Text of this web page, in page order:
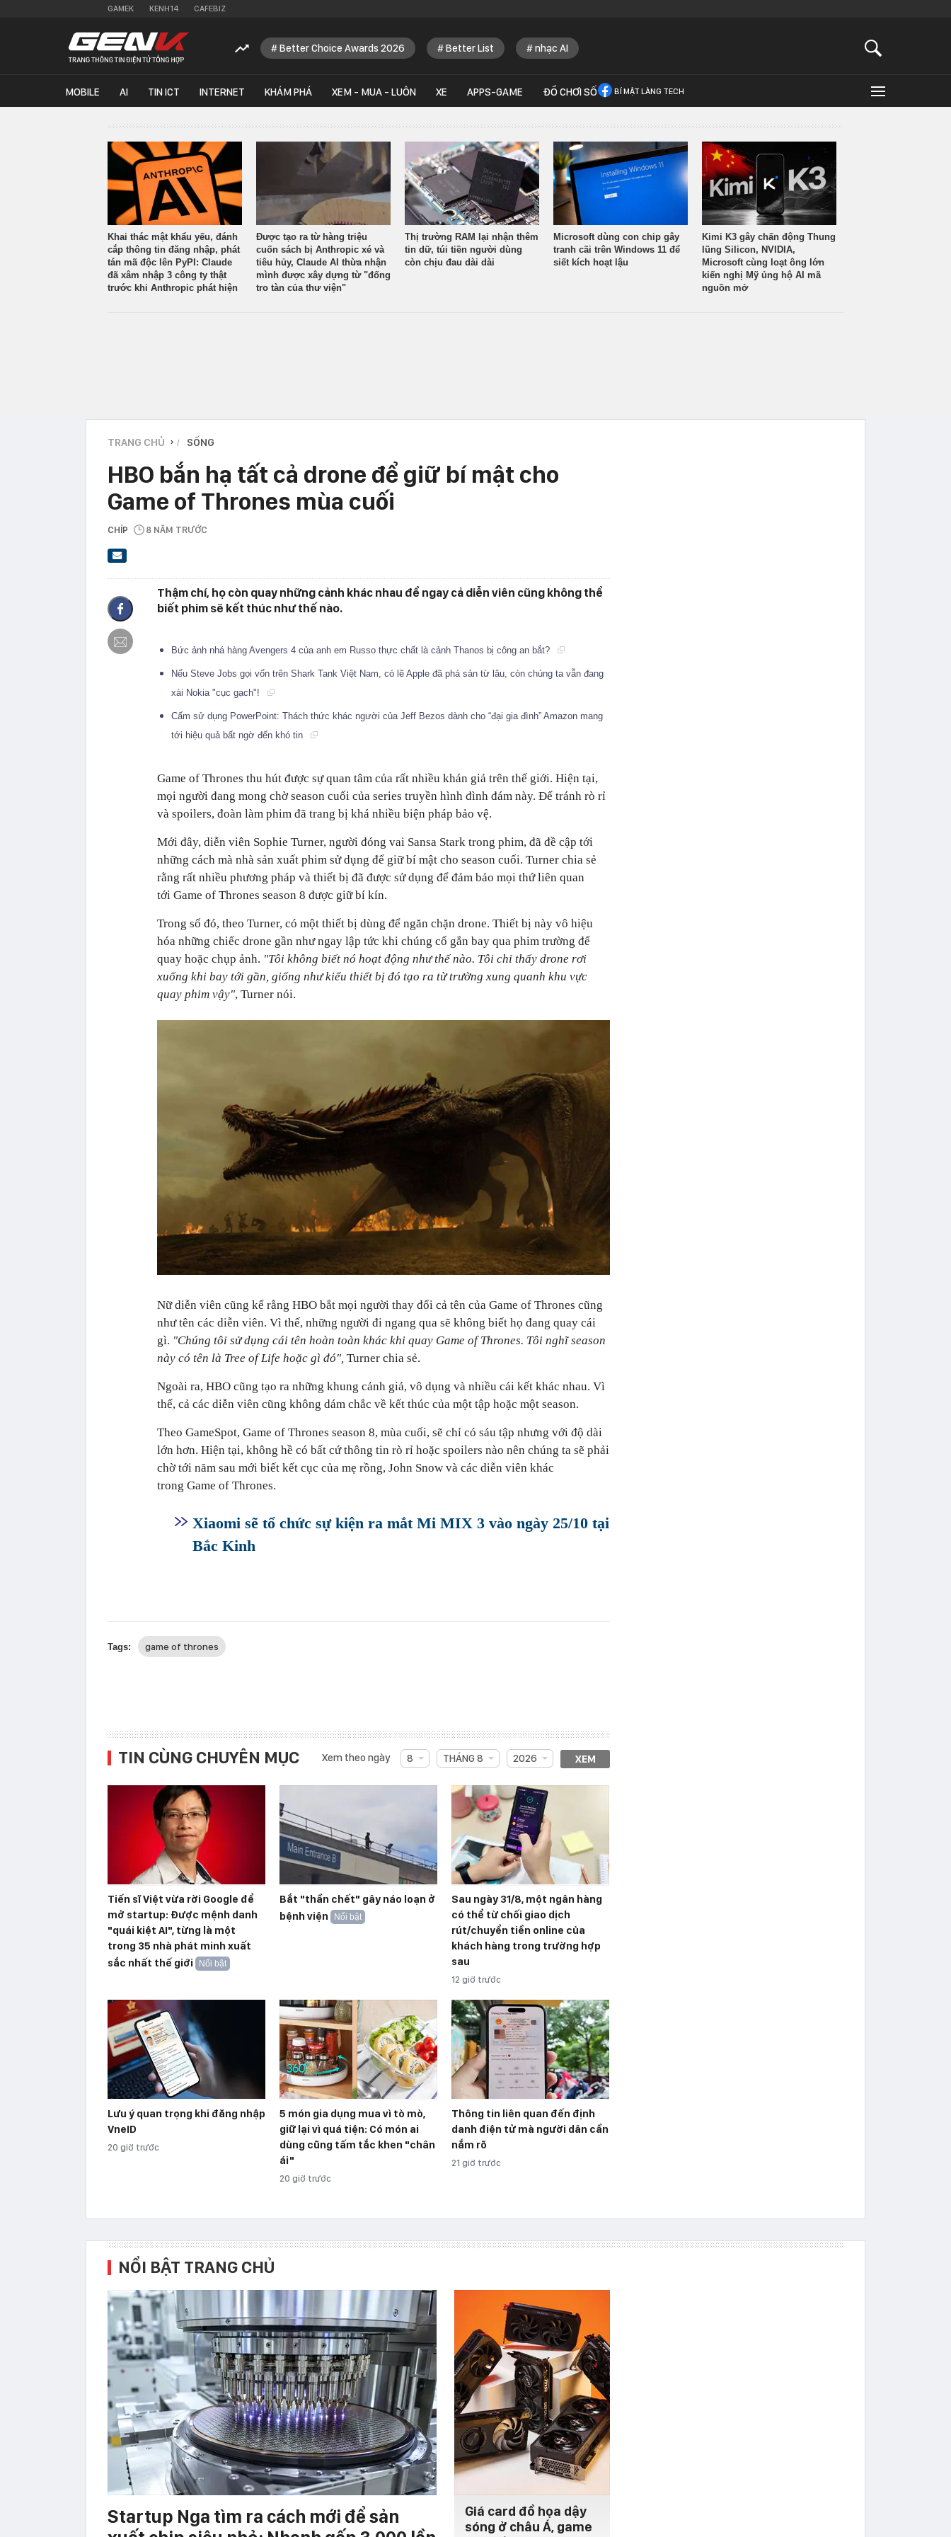
GAMEK KENH14 CAFEBIZ
Better Choice Awards 2026 Better List nhạc AI
MOBILE AI TIN ICT INTERNET KHÁM PHÁ XEM - MUA - LUÔN XE APPS-GAME ĐỒ CHƠI SỐ BÍ MẬT LÀNG TECH
Khai thác mật khẩu yếu, đánh
cắp thông tin đăng nhập, phát
tán mã độc lên PyPI: Claude
đã xâm nhập 3 công ty thật
trước khi Anthropic phát hiện
Được tạo ra từ hàng triệu
cuốn sách bị Anthropic xé và
tiêu hủy, Claude AI thừa nhận
mình được xây dựng từ "đống
tro tàn của thư viện"
Thị trường RAM lại nhận thêm
tin dữ, túi tiền người dùng
còn chịu đau dài dài
Microsoft dùng con chip gây
tranh cãi trên Windows 11 để
siết kích hoạt lậu
Kimi K3 gây chấn động Thung
lũng Silicon, NVIDIA,
Microsoft cùng loạt ông lớn
kiến nghị Mỹ ủng hộ AI mã
nguồn mở
TRANG CHỦ › SỐNG
HBO bắn hạ tất cả drone để giữ bí mật cho
Game of Thrones mùa cuối
CHÍP 8 NĂM TRƯỚC
Thậm chí, họ còn quay những cảnh khác nhau để ngay cả diễn viên cũng không thể
biết phim sẽ kết thúc như thế nào.
Bức ảnh nhá hàng Avengers 4 của anh em Russo thực chất là cảnh Thanos bị công an bắt?
Nếu Steve Jobs gọi vốn trên Shark Tank Việt Nam, có lẽ Apple đã phá sản từ lâu, còn chúng ta vẫn đang
xài Nokia "cục gạch"!
Cấm sử dụng PowerPoint: Thách thức khác người của Jeff Bezos dành cho “đại gia đình” Amazon mang
tới hiệu quả bất ngờ đến khó tin
Game of Thrones thu hút được sự quan tâm của rất nhiều khán giả trên thế giới. Hiện tại,
mọi người đang mong chờ season cuối của series truyền hình đình đám này. Để tránh rò rỉ
và spoilers, đoàn làm phim đã trang bị khá nhiều biện pháp bảo vệ.
Mới đây, diễn viên Sophie Turner, người đóng vai Sansa Stark trong phim, đã đề cập tới
những cách mà nhà sản xuất phim sử dụng để giữ bí mật cho season cuối. Turner chia sẻ
rằng rất nhiều phương pháp và thiết bị đã được sử dụng để đảm bảo mọi thứ liên quan
tới Game of Thrones season 8 được giữ bí kín.
Trong số đó, theo Turner, có một thiết bị dùng để ngăn chặn drone. Thiết bị này vô hiệu
hóa những chiếc drone gần như ngay lập tức khi chúng cố gắn bay qua phim trường để
quay hoặc chụp ảnh. "Tôi không biết nó hoạt động như thế nào. Tôi chỉ thấy drone rơi
xuống khi bay tới gần, giống như kiểu thiết bị đó tạo ra từ trường xung quanh khu vực
quay phim vậy", Turner nói.
Nữ diễn viên cũng kể rằng HBO bắt mọi người thay đổi cả tên của Game of Thrones cũng
như tên các diễn viên. Vì thế, những người đi ngang qua sẽ không biết họ đang quay cái
gì. "Chúng tôi sử dụng cái tên hoàn toàn khác khi quay Game of Thrones. Tôi nghĩ season
này có tên là Tree of Life hoặc gì đó", Turner chia sẻ.
Ngoài ra, HBO cũng tạo ra những khung cảnh giả, vô dụng và nhiều cái kết khác nhau. Vì
thế, cả các diễn viên cũng không dám chắc về kết thúc của một tập hoặc một season.
Theo GameSpot, Game of Thrones season 8, mùa cuối, sẽ chỉ có sáu tập nhưng với độ dài
lớn hơn. Hiện tại, không hề có bất cứ thông tin rò rỉ hoặc spoilers nào nên chúng ta sẽ phải
chờ tới năm sau mới biết kết cục của mẹ rồng, John Snow và các diễn viên khác
trong Game of Thrones.
Xiaomi sẽ tổ chức sự kiện ra mắt Mi MIX 3 vào ngày 25/10 tại
Bắc Kinh
Tags: game of thrones
TIN CÙNG CHUYÊN MỤC Xem theo ngày 8 THÁNG 8 2026 XEM
Tiến sĩ Việt vừa rời Google để
mở startup: Được mệnh danh
"quái kiệt AI", từng là một
trong 35 nhà phát minh xuất
sắc nhất thế giới
Nổi bật
Bắt "thần chết" gây náo loạn ở
bệnh viện
Nổi bật
Sau ngày 31/8, một ngân hàng
có thể từ chối giao dịch
rút/chuyển tiền online của
khách hàng trong trường hợp
sau
12 giờ trước
Lưu ý quan trọng khi đăng nhập
VneID
20 giờ trước
5 món gia dụng mua vì tò mò,
giữ lại vì quá tiện: Có món ai
dùng cũng tấm tắc khen "chân
ái"
20 giờ trước
Thông tin liên quan đến định
danh điện tử mà người dân cần
nắm rõ
21 giờ trước
NỔI BẬT TRANG CHỦ
Startup Nga tìm ra cách mới để sản
Giá card đồ họa dậy
sóng ở châu Á, game